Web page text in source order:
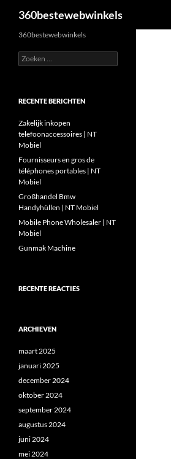
360bestewebwinkels
360bestewebwinkels
Zoeken
naar:
RECENTE BERICHTEN
Zakelijk inkopen
telefoonaccessoires | NT
Mobiel
Fournisseurs en gros de
téléphones portables | NT
Mobiel
Großhandel Bmw
Handyhüllen | NT Mobiel
Mobile Phone Wholesaler | NT
Mobiel
Gunmak Machine
RECENTE REACTIES
ARCHIEVEN
maart 2025
januari 2025
december 2024
oktober 2024
september 2024
augustus 2024
juni 2024
mei 2024